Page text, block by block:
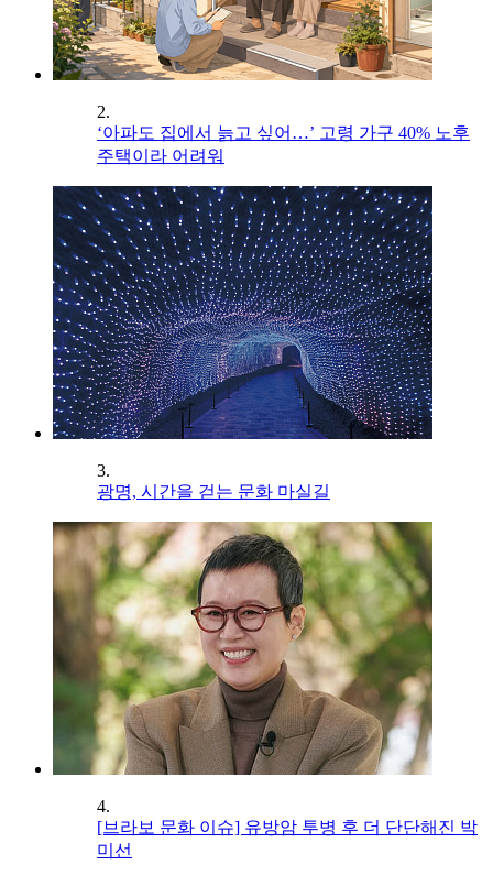
2.
‘아파도 집에서 늙고 싶어…’ 고령 가구 40% 노후
주택이라 어려워
3.
광명, 시간을 걷는 문화 마실길
4.
[브라보 문화 이슈] 유방암 투병 후 더 단단해진 박
미선